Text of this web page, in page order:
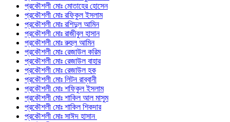
প্রকৌশলী মোঃ মোতাহের হোসেন
প্রকৌশলী মোঃ রফিকুল ইসলাম
প্রকৌশলী মোঃ রশিদুল আমিন
প্রকৌশলী মোঃ রাজীবুল হাসান
প্রকৌশলী মোঃ রুহুল আমিন
প্রকৌশলী মোঃ রেজাউল করিম
প্রকৌশলী মোঃ রেজাউল বাহার
প্রকৌশলী মোঃ রেজাউল হক
প্রকৌশলী মোঃ লিটন রাব্বানী
প্রকৌশলী মোঃ শফিকুল ইসলাম
প্রকৌশলী মোঃ শাকিল আল মাসুম
প্রকৌশলী মোঃ শাকিল শিকদার
প্রকৌশলী মোঃ সাঈদ হাসান